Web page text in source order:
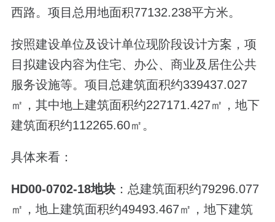
西路。项目总用地面积77132.238平方米。
按照建设单位及设计单位现阶段设计方案，项
目拟建设内容为住宅、办公、商业及居住公共
服务设施等。项目总建筑面积约339437.027
㎡，其中地上建筑面积约227171.427㎡，地下
建筑面积约112265.60㎡。
具体来看：
HD00-0702-18地块：总建筑面积约79296.077
㎡，地上建筑面积约49493.467㎡，地下建筑